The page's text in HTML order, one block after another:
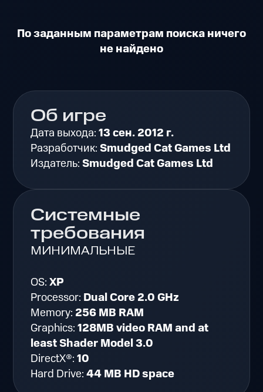
По заданным параметрам поиска ничего
не найдено
Об игре
Дата выхода:13 сен. 2012 г.
Разработчик:Smudged Cat Games Ltd
Издатель:Smudged Cat Games Ltd
Системные
требования
МИНИМАЛЬНЫЕ
OS:XP
Processor: Dual Core 2.0 GHz
Memory: 256 MB RAM
Graphics:128MB video RAM and at
least Shader Model 3.0
DirectX®:10
Hard Drive:44 MB HD space